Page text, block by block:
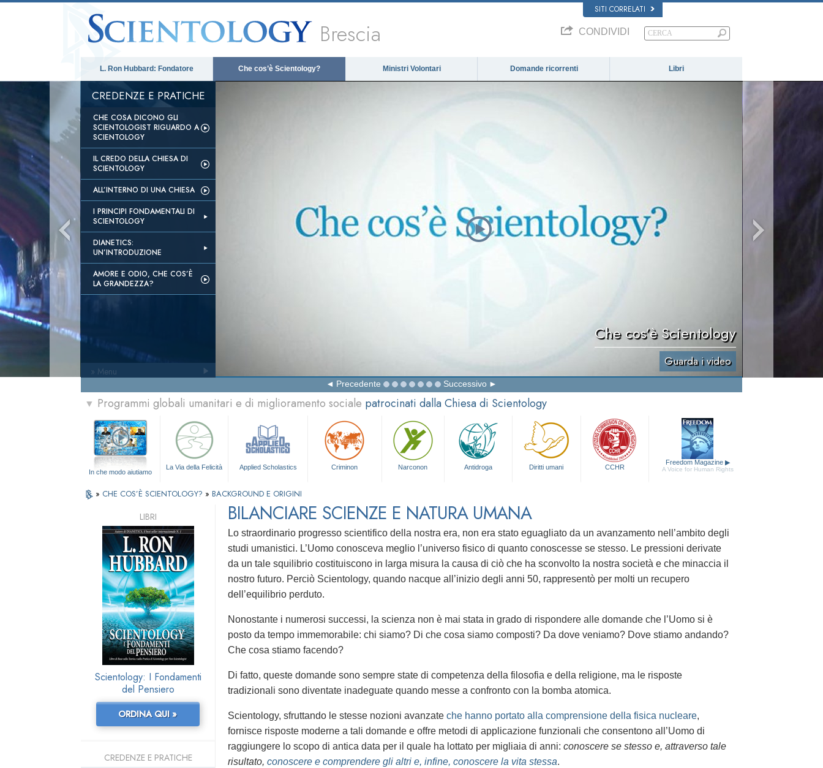
SITI CORRELATI
Brescia CONDIVIDI
L. Ron Hubbard: Fondatore Che cos’è Scientology? Ministri Volontari Domande ricorrenti Libri
CREDENZE E PRATICHE
CHE COSA DICONO GLI
SCIENTOLOGIST RIGUARDO A
SCIENTOLOGY
IL CREDO DELLA CHIESA DI
SCIENTOLOGY
ALL’INTERNO DI UNA CHIESA
I PRINCIPI FONDAMENTALI DI
SCIENTOLOGY
DIANETICS:
UN’INTRODUZIONE
AMORE E ODIO, CHE COS’È
LA GRANDEZZA?
Che cos’è Scientology
Guarda i video
Precedente Successivo
» Menu
▼ Programmi globali umanitari e di miglioramento sociale patrocinati dalla Chiesa di Scientology
In che modo aiutiamo
La Via della Felicità Applied Scholastics Criminon Narconon Antidroga Diritti umani CCHR
Freedom Magazine ▶
A Voice for Human Rights
» CHE COS’È SCIENTOLOGY? » BACKGROUND E ORIGINI
BILANCIARE SCIENZE E NATURA UMANA
Lo straordinario progresso scientifico della nostra era, non era stato eguagliato da un avanzamento nell’ambito degli
studi umanistici. L’Uomo conosceva meglio l’universo fisico di quanto conoscesse se stesso. Le pressioni derivate
da un tale squilibrio costituiscono in larga misura la causa di ciò che ha sconvolto la nostra società e che minaccia il
nostro futuro. Perciò Scientology, quando nacque all’inizio degli anni 50, rappresentò per molti un recupero
dell’equilibrio perduto.
Nonostante i numerosi successi, la scienza non è mai stata in grado di rispondere alle domande che l’Uomo si è
posto da tempo immemorabile: chi siamo? Di che cosa siamo composti? Da dove veniamo? Dove stiamo andando?
Che cosa stiamo facendo?
Di fatto, queste domande sono sempre state di competenza della filosofia e della religione, ma le risposte
tradizionali sono diventate inadeguate quando messe a confronto con la bomba atomica.
Scientology, sfruttando le stesse nozioni avanzate che hanno portato alla comprensione della fisica nucleare,
fornisce risposte moderne a tali domande e offre metodi di applicazione funzionali che consentono all’Uomo di
raggiungere lo scopo di antica data per il quale ha lottato per migliaia di anni: conoscere se stesso e, attraverso tale
risultato, conoscere e comprendere gli altri e, infine, conoscere la vita stessa.
LIBRI
Scientology: I Fondamenti
del Pensiero
ORDINA QUI »
CREDENZE E PRATICHE